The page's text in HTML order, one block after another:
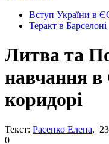
Вступ України в
Теракт в Барселоні
Литва та
навчання
коридорі
Текст: Расенко Елена, 23
0